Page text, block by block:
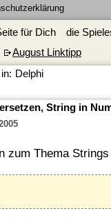
für Dich
die
August Linktipp
Delphi
String in
zum Thema